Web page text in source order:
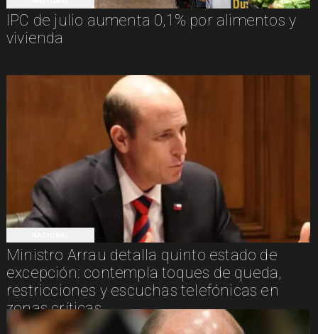
IPC de julio aumenta 0,1% por alimentos y
vivienda
Ministro Arrau detalla quinto estado de
excepción: contempla toques de queda,
restricciones y escuchas telefónicas en
zonas críticas